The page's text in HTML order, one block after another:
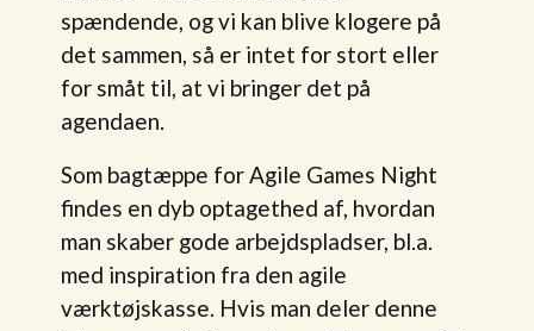
spændende, og vi kan blive klogere på
det sammen, så er intet for stort eller
for småt til, at vi bringer det på
agendaen.
Som bagtæppe for Agile Games Night
findes en dyb optagethed af, hvordan
man skaber gode arbejdspladser, bl.a.
med inspiration fra den agile
værktøjskasse. Hvis man deler denne